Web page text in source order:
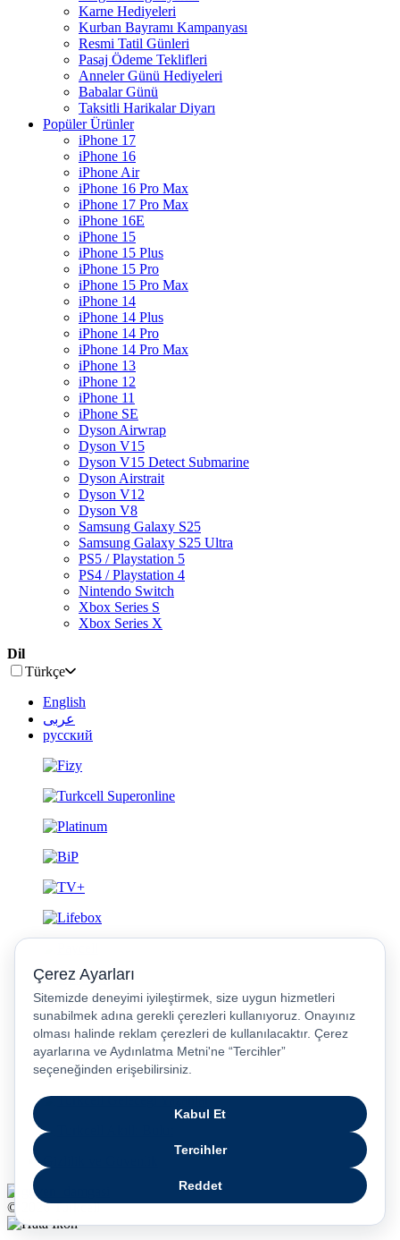
Karne Hediyeleri
Kurban Bayramı Kampanyası
Resmi Tatil Günleri
Pasaj Ödeme Teklifleri
Anneler Günü Hediyeleri
Babalar Günü
Taksitli Harikalar Diyarı
Popüler Ürünler
iPhone 17
iPhone 16
iPhone Air
iPhone 16 Pro Max
iPhone 17 Pro Max
iPhone 16E
iPhone 15
iPhone 15 Plus
iPhone 15 Pro
iPhone 15 Pro Max
iPhone 14
iPhone 14 Plus
iPhone 14 Pro
iPhone 14 Pro Max
iPhone 13
iPhone 12
iPhone 11
iPhone SE
Dyson Airwrap
Dyson V15
Dyson V15 Detect Submarine
Dyson Airstrait
Dyson V12
Dyson V8
Samsung Galaxy S25
Samsung Galaxy S25 Ultra
PS5 / Playstation 5
PS4 / Playstation 4
Nintendo Switch
Xbox Series S
Xbox Series X
Dil
Türkçe
English
عربى
русский
© 2026 Turkcell